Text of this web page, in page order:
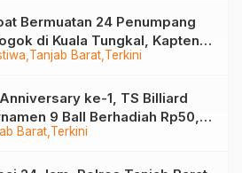
Tanjab Barat Terkini
Bermuatan 24 Penumpang
di Kuala Tungkal, Kapten
Barat Terkini
ke-1, TS Billiard
9 Ball Berhadiah Rp50,8